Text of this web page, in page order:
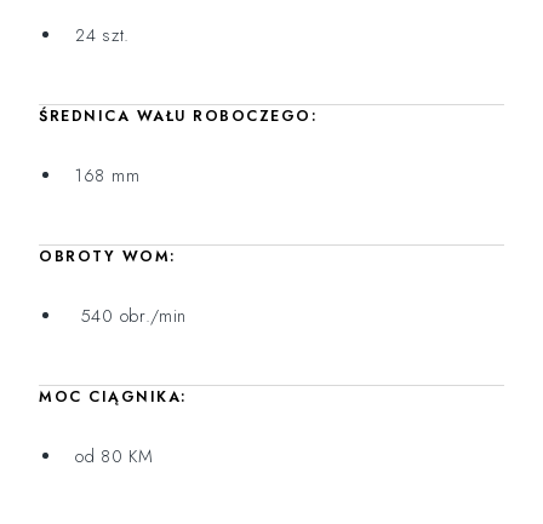
24 szt.
ŚREDNICA WAŁU ROBOCZEGO:
168 mm
OBROTY WOM:
540 obr./min
MOC CIĄGNIKA:
od 80 KM